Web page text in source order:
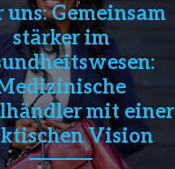
uns: Gemeinsam
stärker im
mit einer
Vision